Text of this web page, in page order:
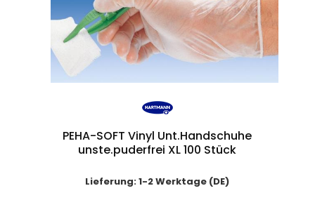
PEHA-SOFT Vinyl Unt.Handschuhe
unste.puderfrei XL 100 Stück
Lieferung: 1-2 Werktage (DE)